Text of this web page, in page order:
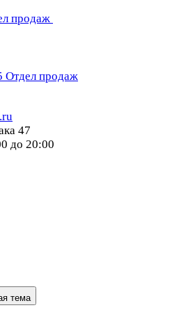
продаж
Отдел продаж
47
до 20:00
тема